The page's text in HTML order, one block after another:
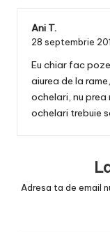
Ani T.
28 septembrie
Eu chiar fac
aiurea de la
ochelari, nu prea
ochelari trebuie
Adresa ta de email